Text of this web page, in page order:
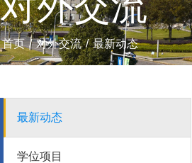
首页 / 对外交流 / 最新动态
最新动态
学位项目